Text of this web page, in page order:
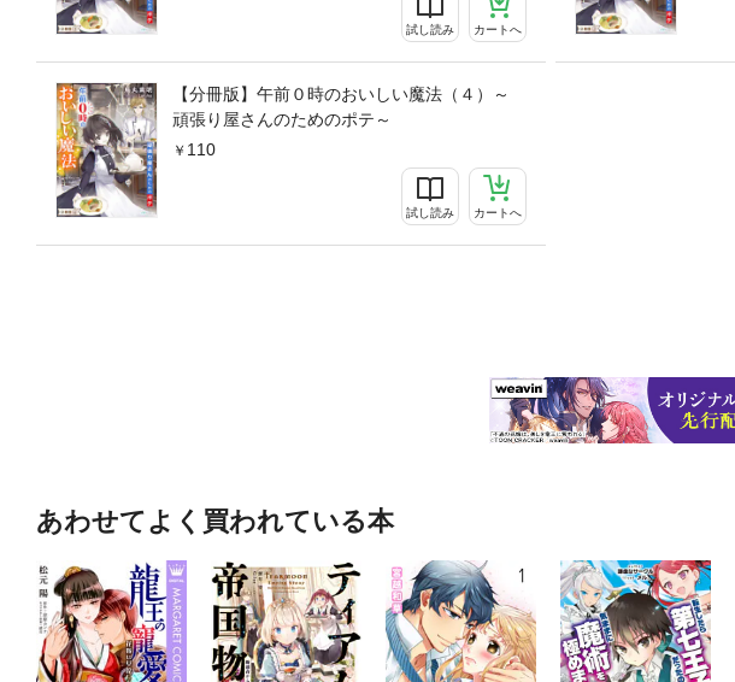
試し読み カートへ
【分冊版】午前０時のおいしい魔法（４）～
頑張り屋さんのためのポテ～
110
試し読み カートへ
あわせてよく買われている本